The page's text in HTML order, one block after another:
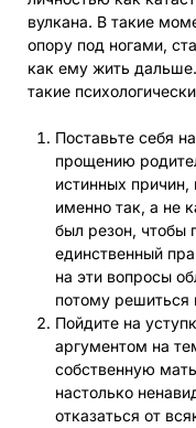
вулкана. В такие
опору под ногами,
как ему жить
такие
Поставьте себя
прощению
истинных причин,
именно так, а не
был резон, чтобы
единственный
на эти вопросы
потому решиться
Пойдите на
аргументом на
собственную
настолько
отказаться от